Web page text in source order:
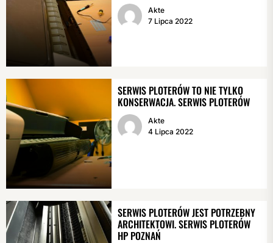
Akte
7 Lipca 2022
SERWIS PLOTERÓW TO NIE TYLKO
KONSERWACJA. SERWIS PLOTERÓW
Akte
4 Lipca 2022
SERWIS PLOTERÓW JEST POTRZEBNY
ARCHITEKTOWI. SERWIS PLOTERÓW
HP POZNAŃ